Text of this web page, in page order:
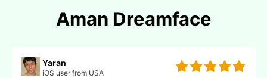
Aman Dreamface
Yaran
iOS user from USA